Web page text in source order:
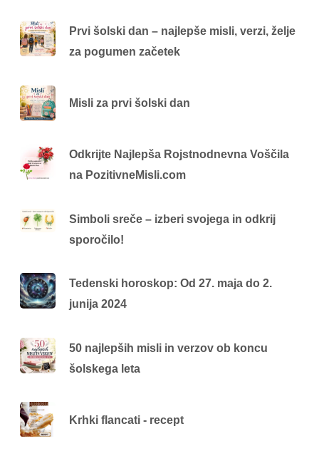
Prvi šolski dan – najlepše misli, verzi, želje
za pogumen začetek
Misli za prvi šolski dan
Odkrijte Najlepša Rojstnodnevna Voščila
na PozitivneMisli.com
Simboli sreče – izberi svojega in odkrij
sporočilo!
Tedenski horoskop: Od 27. maja do 2.
junija 2024
50 najlepših misli in verzov ob koncu
šolskega leta
Krhki flancati - recept